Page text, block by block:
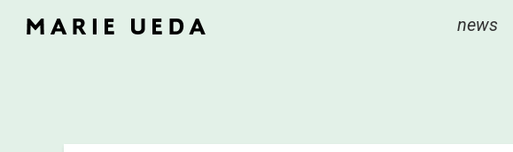
news